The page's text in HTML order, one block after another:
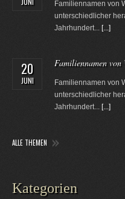
Familiennamen von
unterschiedlicher
Jahrhundert... [...]
20
JUNI
Familiennamen von
Familiennamen von
unterschiedlicher
Jahrhundert... [...]
ALLE THEMEN
Kategorien